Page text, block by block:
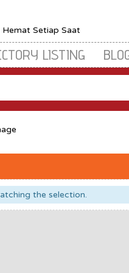
LISTING
the selection.